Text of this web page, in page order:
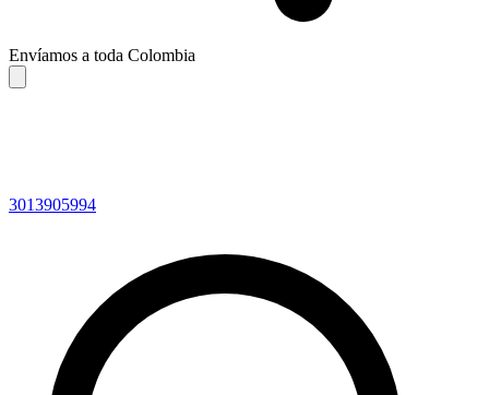
Envíamos a toda Colombia
3013905994